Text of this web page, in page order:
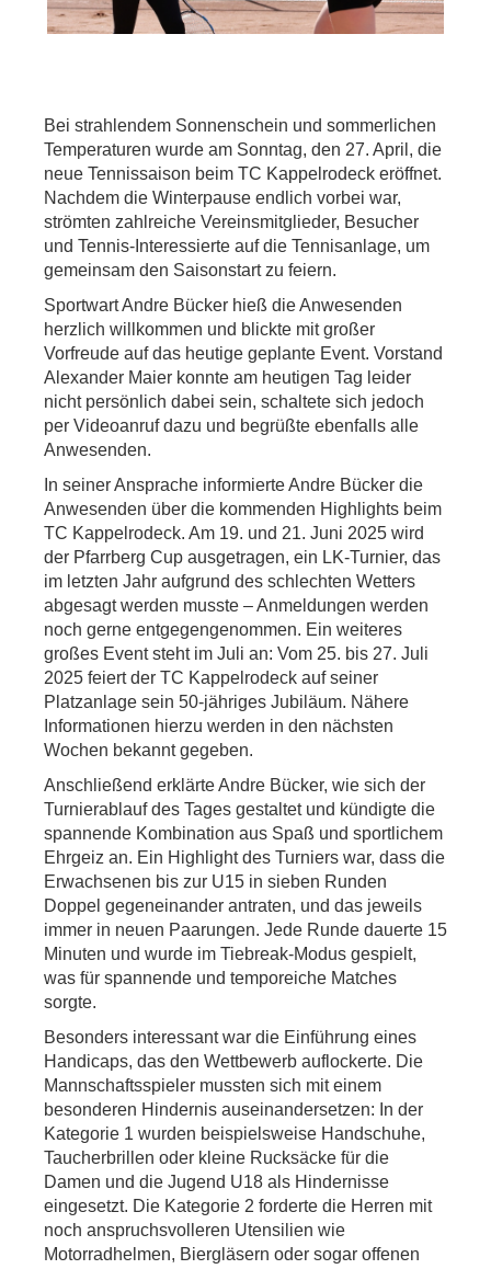
Bei strahlendem Sonnenschein und sommerlichen
Temperaturen wurde am Sonntag, den 27. April, die
neue Tennissaison beim TC Kappelrodeck eröffnet.
Nachdem die Winterpause endlich vorbei war,
strömten zahlreiche Vereinsmitglieder, Besucher
und Tennis-Interessierte auf die Tennisanlage, um
gemeinsam den Saisonstart zu feiern.
Sportwart Andre Bücker hieß die Anwesenden
herzlich willkommen und blickte mit großer
Vorfreude auf das heutige geplante Event. Vorstand
Alexander Maier konnte am heutigen Tag leider
nicht persönlich dabei sein, schaltete sich jedoch
per Videoanruf dazu und begrüßte ebenfalls alle
Anwesenden.
In seiner Ansprache informierte Andre Bücker die
Anwesenden über die kommenden Highlights beim
TC Kappelrodeck. Am 19. und 21. Juni 2025 wird
der Pfarrberg Cup ausgetragen, ein LK-Turnier, das
im letzten Jahr aufgrund des schlechten Wetters
abgesagt werden musste – Anmeldungen werden
noch gerne entgegengenommen. Ein weiteres
großes Event steht im Juli an: Vom 25. bis 27. Juli
2025 feiert der TC Kappelrodeck auf seiner
Platzanlage sein 50-jähriges Jubiläum. Nähere
Informationen hierzu werden in den nächsten
Wochen bekannt gegeben.
Anschließend erklärte Andre Bücker, wie sich der
Turnierablauf des Tages gestaltet und kündigte die
spannende Kombination aus Spaß und sportlichem
Ehrgeiz an. Ein Highlight des Turniers war, dass die
Erwachsenen bis zur U15 in sieben Runden
Doppel gegeneinander antraten, und das jeweils
immer in neuen Paarungen. Jede Runde dauerte 15
Minuten und wurde im Tiebreak-Modus gespielt,
was für spannende und temporeiche Matches
sorgte.
Besonders interessant war die Einführung eines
Handicaps, das den Wettbewerb auflockerte. Die
Mannschaftsspieler mussten sich mit einem
besonderen Hindernis auseinandersetzen: In der
Kategorie 1 wurden beispielsweise Handschuhe,
Taucherbrillen oder kleine Rucksäcke für die
Damen und die Jugend U18 als Hindernisse
eingesetzt. Die Kategorie 2 forderte die Herren mit
noch anspruchsvolleren Utensilien wie
Motorradhelmen, Biergläsern oder sogar offenen